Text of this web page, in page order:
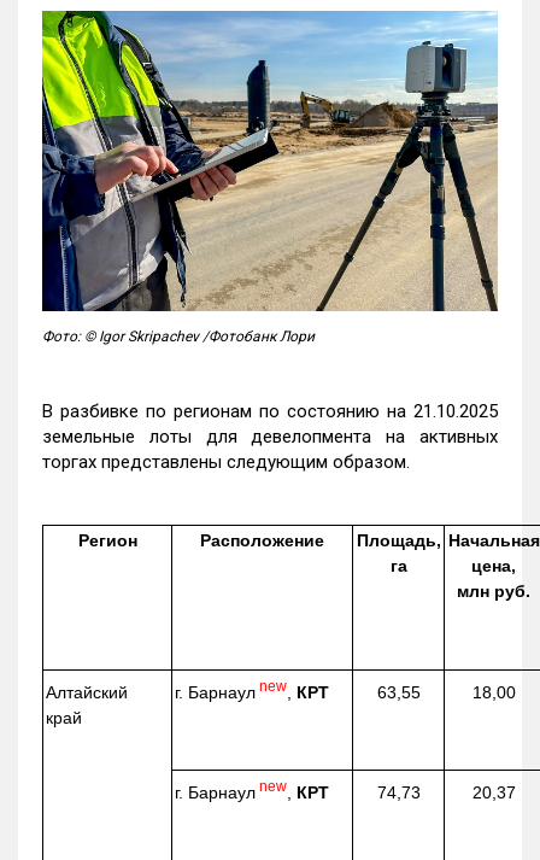
Фото: © Igor Skripachev /Фотобанк Лори
В разбивке по регионам по состоянию на 21.10.2025
земельные лоты для девелопмента на активных
торгах представлены следующим образом.
Регион Расположение
Площадь,
га
Начальная
цена,
млн руб.
Алтайский
край
г. Барнаул new КРТ 63,55 18,00
г. Барнаул new КРТ 74,73 20,37